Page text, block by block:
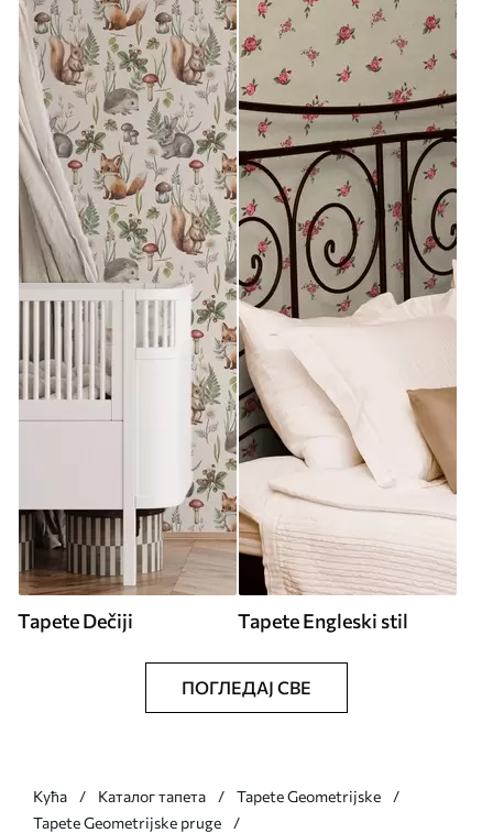
Tapete Dečiji Tapete Engleski stil
ПОГЛЕДАЈ СВЕ
Кућа Каталог тапета
Tapete Geometrijske
Tapete Geometrijske pruge